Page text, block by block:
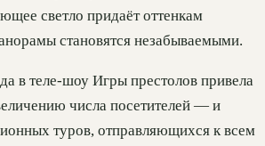
светло придаёт оттенкам
становятся незабываемыми.
в теле-шоу Игры престолов привела
числа посетителей — и
туров, отправляющихся к всем